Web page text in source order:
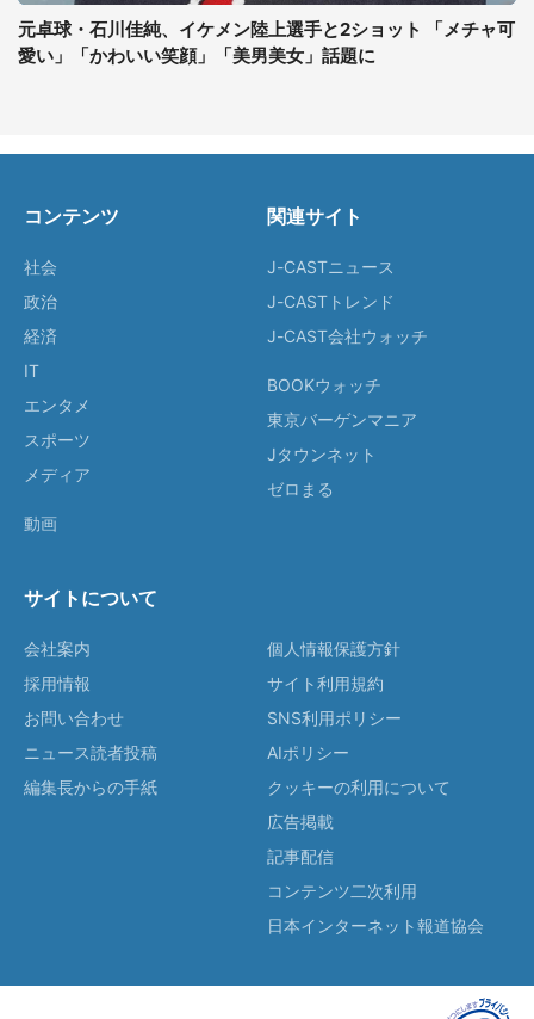
元卓球・石川佳純、イケメン陸上選手と2ショット 「メチャ可
愛い」「かわいい笑顔」「美男美女」話題に
コンテンツ
社会
政治
経済
IT
エンタメ
スポーツ
メディア
動画
関連サイト
J-CASTニュース
J-CASTトレンド
J-CAST会社ウォッチ
BOOKウォッチ
東京バーゲンマニア
Jタウンネット
ゼロまる
サイトについて
会社案内
採用情報
お問い合わせ
ニュース読者投稿
編集長からの手紙
個人情報保護方針
サイト利用規約
SNS利用ポリシー
AIポリシー
クッキーの利用について
広告掲載
記事配信
コンテンツ二次利用
日本インターネット報道協会